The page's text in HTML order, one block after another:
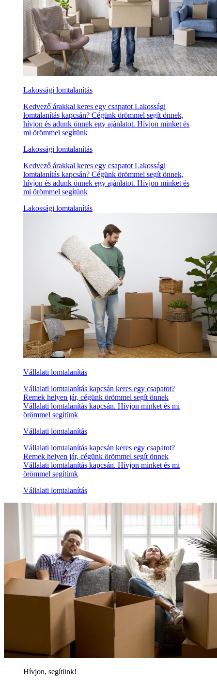
Lakossági lomtalanítás
Kedvező árakkal keres egy csapatot Lakossági
lomtalanítás kapcsán? Cégünk örömmel segít önnek,
hívjon és adunk önnek egy ajánlatot. Hívjon minket és
mi örömmel segítünk
Lakossági lomtalanítás
Kedvező árakkal keres egy csapatot Lakossági
lomtalanítás kapcsán? Cégünk örömmel segít önnek,
hívjon és adunk önnek egy ajánlatot. Hívjon minket és
mi örömmel segítünk
Lakossági lomtalanítás
Vállalati lomtalanítás
Vállalati lomtalanítás kapcsán keres egy csapatot?
Remek helyen jár, cégünk örömmel segít önnek
Vállalati lomtalanítás kapcsán. Hívjon minket és mi
örömmel segítünk
Vállalati lomtalanítás
Vállalati lomtalanítás kapcsán keres egy csapatot?
Remek helyen jár, cégünk örömmel segít önnek
Vállalati lomtalanítás kapcsán. Hívjon minket és mi
örömmel segítünk
Vállalati lomtalanítás
Hívjon, segítünk!